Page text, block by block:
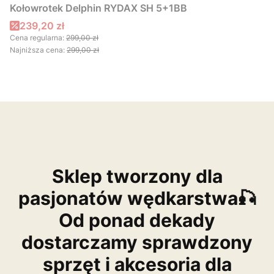
Kołowrotek Delphin RYDAX SH 5+1BB
Cena promocyjna
239,20 zł
Cena regularna: 299,00 zł
Najniższa cena: 299,00 zł
Sklep tworzony dla
pasjonatów wędkarstwa🎣
Od ponad dekady
dostarczamy sprawdzony
sprzęt i akcesoria dla